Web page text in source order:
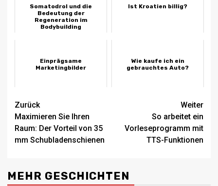
Somatodrol und die
Bedeutung der
Regeneration im
Bodybuilding
Ist Kroatien billig?
Einprägsame
Marketingbilder
Wie kaufe ich ein
gebrauchtes Auto?
Beitragsnavigation
Zurück
Maximieren Sie Ihren
Raum: Der Vorteil von 35
mm Schubladenschienen
Weiter
So arbeitet ein
Vorleseprogramm mit
TTS-Funktionen
MEHR GESCHICHTEN